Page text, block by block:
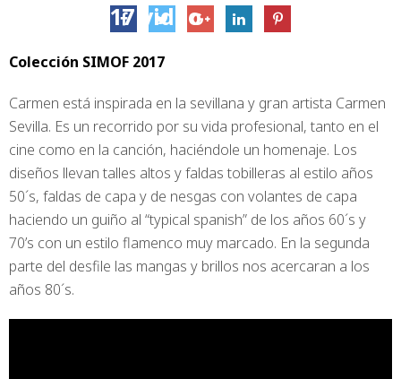
Simof 2017 video
Colección SIMOF 2017
Carmen está inspirada en la sevillana y gran artista Carmen
Sevilla. Es un recorrido por su vida profesional, tanto en el
cine como en la canción, haciéndole un homenaje. Los
diseños llevan talles altos y faldas tobilleras al estilo años
50´s, faldas de capa y de nesgas con volantes de capa
haciendo un guiño al “typical spanish” de los años 60´s y
70’s con un estilo flamenco muy marcado. En la segunda
parte del desfile las mangas y brillos nos acercaran a los
años 80´s.